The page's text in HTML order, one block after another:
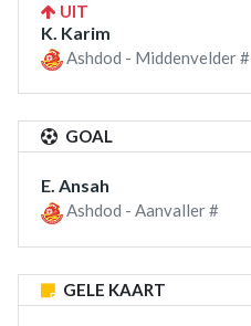
UIT
K. Karim
Ashdod - Middenvelder #
GOAL
E. Ansah
Ashdod - Aanvaller #
GELE KAART